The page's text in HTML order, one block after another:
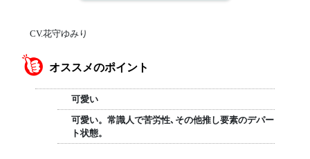
CV.花守ゆみり
オススメのポイント
可愛い
可愛い。常識人で苦労性､その他推し要素のデパー
ト状態。